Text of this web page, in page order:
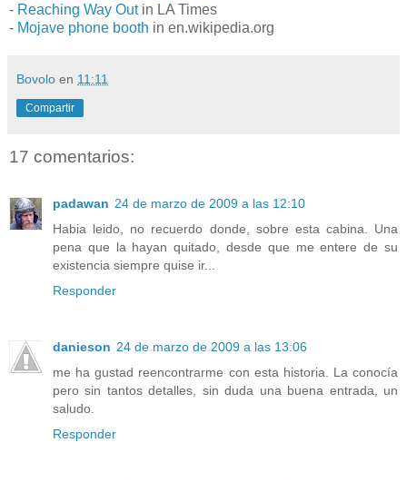
- Reaching Way Outin LA Times
- Mojave phone booth in en.wikipedia.org
Bovolo en 11:11
Compartir
17 comentarios:
padawan 24 de marzo de 2009 a las 12:10
Habia leido, no recuerdo donde, sobre esta cabina. Una
pena que la hayan quitado, desde que me entere de su
existencia siempre quise ir...
Responder
danieson 24 de marzo de 2009 a las 13:06
me ha gustad reencontrarme con esta historia. La conocía
pero sin tantos detalles, sin duda una buena entrada, un
saludo.
Responder